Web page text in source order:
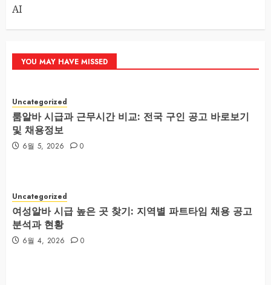
AI
YOU MAY HAVE MISSED
Uncategorized
룸알바 시급과 근무시간 비교: 전국 구인 공고 바로보기
및 채용정보
6월 5, 2026 0
Uncategorized
여성알바 시급 높은 곳 찾기: 지역별 파트타임 채용 공고
분석과 현황
6월 4, 2026 0